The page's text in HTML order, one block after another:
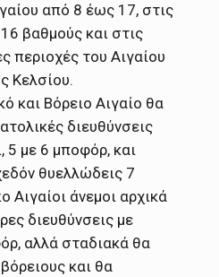
από 8 έως 17, στις
βαθμούς και στις
περιοχές του Αιγαίου
Κελσίου.
και Βόρειο Αιγαίο θα
διευθύνσεις
5 με 6 μποφόρ, και
θυελλώδεις 7
άνεμοι αρχικά
διευθύνσεις με
αλλά σταδιακά θα
και θα